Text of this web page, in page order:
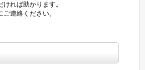
れば助かります。
連絡ください。